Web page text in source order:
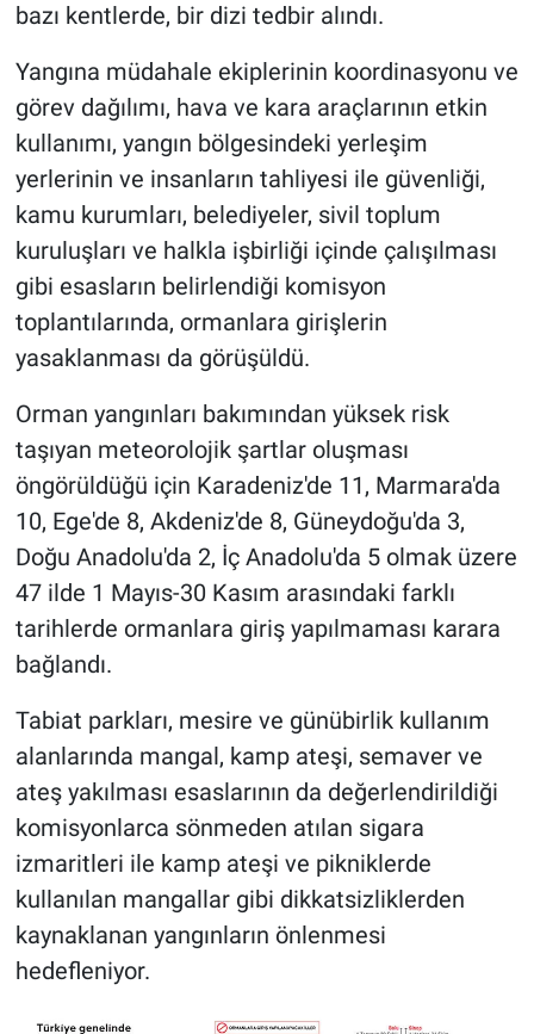
bazı kentlerde, bir dizi tedbir alındı.
Yangına müdahale ekiplerinin koordinasyonu ve
görev dağılımı, hava ve kara araçlarının etkin
kullanımı, yangın bölgesindeki yerleşim
yerlerinin ve insanların tahliyesi ile güvenliği,
kamu kurumları, belediyeler, sivil toplum
kuruluşları ve halkla işbirliği içinde çalışılması
gibi esasların belirlendiği komisyon
toplantılarında, ormanlara girişlerin
yasaklanması da görüşüldü.
Orman yangınları bakımından yüksek risk
taşıyan meteorolojik şartlar oluşması
öngörüldüğü için Karadeniz'de 11, Marmara'da
10, Ege'de 8, Akdeniz'de 8, Güneydoğu'da 3,
Doğu Anadolu'da 2, İç Anadolu'da 5 olmak üzere
47 ilde 1 Mayıs-30 Kasım arasındaki farklı
tarihlerde ormanlara giriş yapılmaması karara
bağlandı.
Tabiat parkları, mesire ve günübirlik kullanım
alanlarında mangal, kamp ateşi, semaver ve
ateş yakılması esaslarının da değerlendirildiği
komisyonlarca sönmeden atılan sigara
izmaritleri ile kamp ateşi ve pikniklerde
kullanılan mangallar gibi dikkatsizliklerden
kaynaklanan yangınların önlenmesi
hedefleniyor.